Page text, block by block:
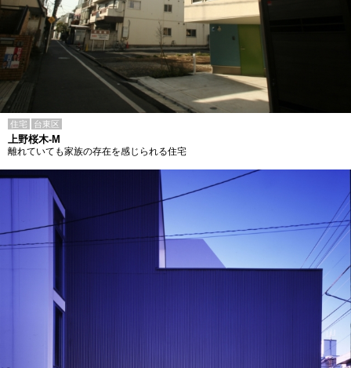
住宅 台東区
上野桜木-M
離れていても家族の存在を感じられる住宅